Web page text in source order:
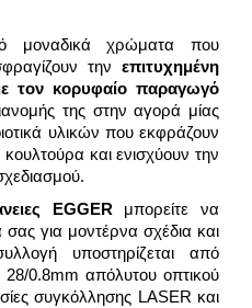
μοναδικά χρώματα που
την επιτυχημένη
τον κορυφαίο παραγωγό
της στην αγορά μίας
υλικών που εκφράζουν
και ενισχύουν την
EGGER μπορείτε να
για μοντέρνα σχέδια και
υποστηρίζεται από
0.8mm απόλυτου οπτικού
συγκόλλησης LASER και